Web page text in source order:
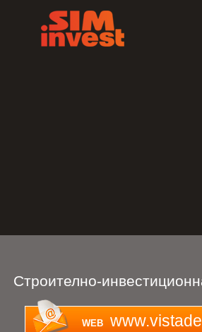
Строително-
WEB